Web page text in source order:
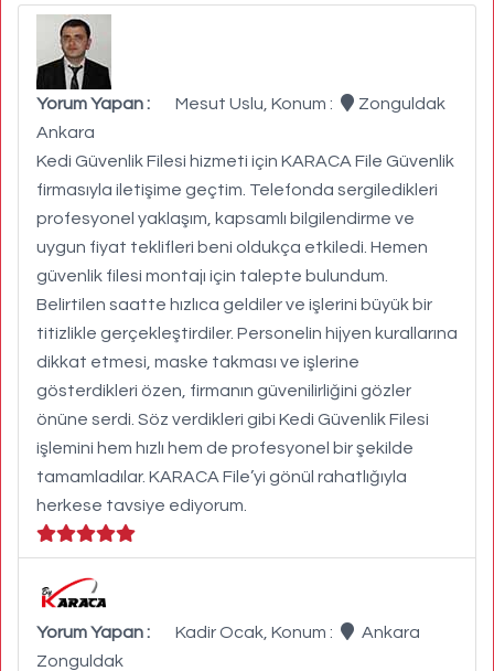
Yorum Yapan : Mesut Uslu, Konum :
Zonguldak
Ankara
Kedi Güvenlik Filesi hizmeti için KARACA File Güvenlik
firmasıyla iletişime geçtim. Telefonda sergiledikleri
profesyonel yaklaşım, kapsamlı bilgilendirme ve
uygun fiyat teklifleri beni oldukça etkiledi. Hemen
güvenlik filesi montajı için talepte bulundum.
Belirtilen saatte hızlıca geldiler ve işlerini büyük bir
titizlikle gerçekleştirdiler. Personelin hijyen kurallarına
dikkat etmesi, maske takması ve işlerine
gösterdikleri özen, firmanın güvenilirliğini gözler
önüne serdi. Söz verdikleri gibi Kedi Güvenlik Filesi
işlemini hem hızlı hem de profesyonel bir şekilde
tamamladılar. KARACA File’yi gönül rahatlığıyla
herkese tavsiye ediyorum.
Yorum Yapan : Kadir Ocak, Konum :
Ankara
Zonguldak